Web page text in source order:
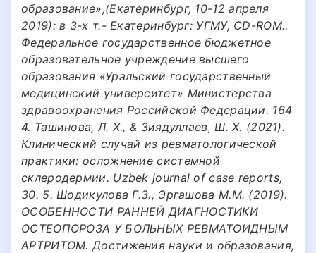
образование»,(Екатеринбург, 10-12 апреля
2019): в 3-х т.- Екатеринбург: УГМУ, CD-ROM..
Федеральное государственное бюджетное
образовательное учреждение высшего
образования «Уральский государственный
медицинский университет» Министерства
здравоохранения Российской Федерации. 164
4. Ташинова, Л. Х., & Зиядуллаев, Ш. Х. (2021).
Клинический случай из ревматологической
практики: осложнение системной
склеродермии. Uzbek journal of case reports,
30. 5. Шодикулова Г.З., Эргашова М.М. (2019).
ОСОБЕННОСТИ РАННЕЙ ДИАГНОСТИКИ
ОСТЕОПОРОЗА У БОЛЬНЫХ РЕВМАТОИДНЫМ
АРТРИТОМ. Достижения науки и образования,